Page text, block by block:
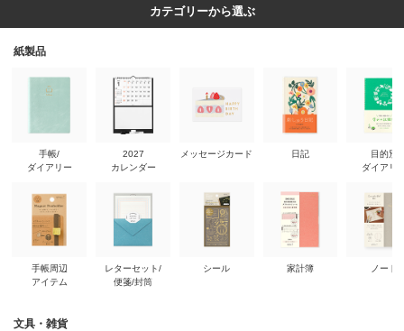
カテゴリーから選ぶ
紙製品
手帳/
ダイアリー
手帳周辺
アイテム
2027
カレンダー
レターセット/
便箋/封筒
メッセージカード
シール
日記
家計簿
目的別
ダイアリ
ノート
文具・雑貨